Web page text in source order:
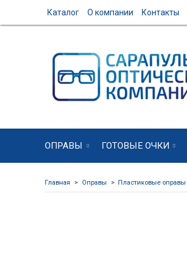
Каталог О компании Контакты
ОПРАВЫ ГОТОВЫЕ ОЧКИ
Главная Оправы Пластиковые оправы